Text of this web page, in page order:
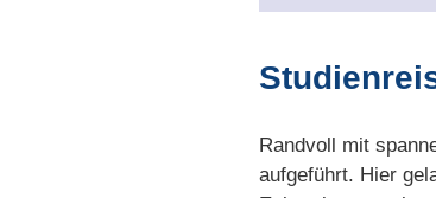
Randvoll mit
aufgeführt. Hier